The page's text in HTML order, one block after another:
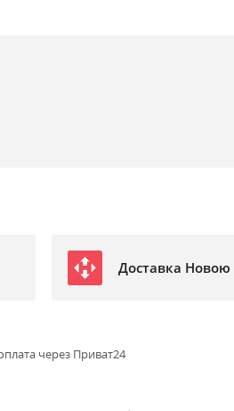
Доставка
через Приват24